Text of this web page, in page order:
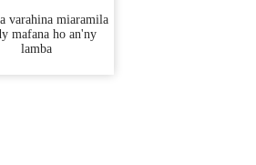
varahina miaramila
mafana ho an'ny
lamba